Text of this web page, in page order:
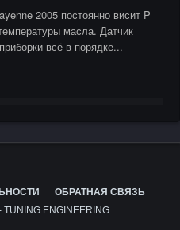
2005 постоянно висит P
масла. Датчик
всё в порядке...
ОБРАТНАЯ СВЯЗЬ
ENGINEERING